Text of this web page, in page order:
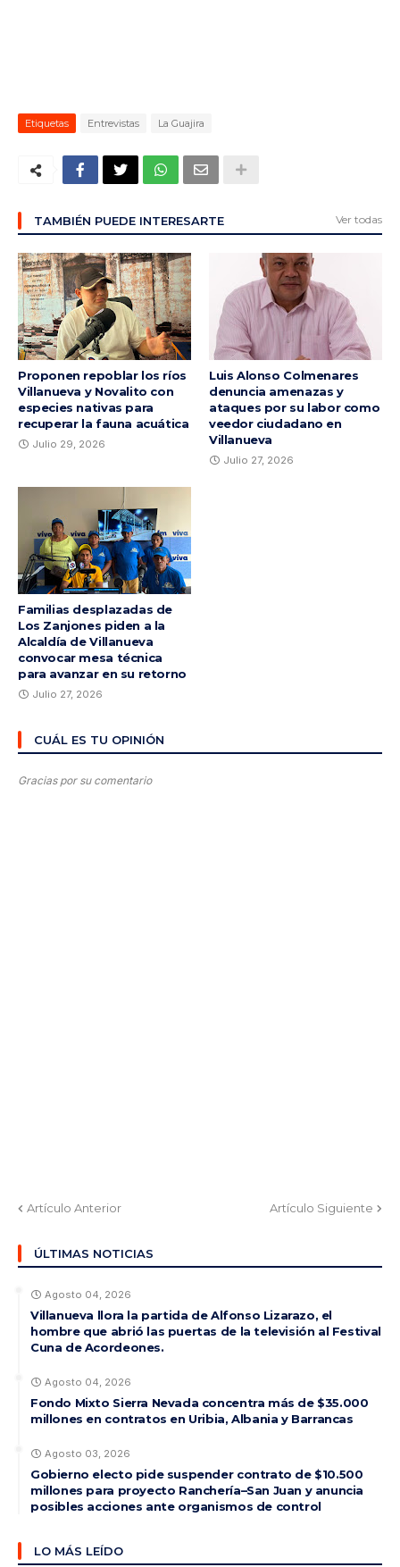
Etiquetas Entrevistas La Guajira
TAMBIÉN PUEDE INTERESARTE Ver todas
Proponen repoblar los ríos
Villanueva y Novalito con
especies nativas para
recuperar la fauna acuática
Julio 29, 2026
Luis Alonso Colmenares
denuncia amenazas y
ataques por su labor como
veedor ciudadano en
Villanueva
Julio 27, 2026
Familias desplazadas de
Los Zanjones piden a la
Alcaldía de Villanueva
convocar mesa técnica
para avanzar en su retorno
Julio 27, 2026
CUÁL ES TU OPINIÓN
Gracias por su comentario
Artículo Anterior Artículo Siguiente
ÚLTIMAS NOTICIAS
Agosto 04, 2026
Villanueva llora la partida de Alfonso Lizarazo, el
hombre que abrió las puertas de la televisión al Festival
Cuna de Acordeones.
Agosto 04, 2026
Fondo Mixto Sierra Nevada concentra más de $35.000
millones en contratos en Uribia, Albania y Barrancas
Agosto 03, 2026
Gobierno electo pide suspender contrato de $10.500
millones para proyecto Ranchería–San Juan y anuncia
posibles acciones ante organismos de control
LO MÁS LEÍDO